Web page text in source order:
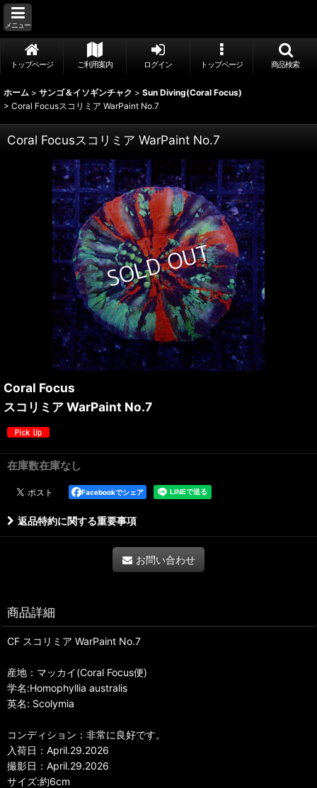
メニュー
トップページ ご利用案内 ログイン トップページ 商品検索
ホーム > サンゴ＆イソギンチャク > Sun Diving(Coral Focus)
> Coral Focusスコリミア WarPaint No.7
Coral Focusスコリミア WarPaint No.7
Coral Focus
スコリミア WarPaint No.7
在庫数在庫なし
Facebookでシェア
返品特約に関する重要事項
お問い合わせ
商品詳細
CF スコリミア WarPaint No.7
産地：マッカイ(Coral Focus便)
学名:Homophyllia australis
英名: Scolymia
コンディション：非常に良好です。
入荷日：April.29.2026
撮影日：April.29.2026
サイズ:約6cm